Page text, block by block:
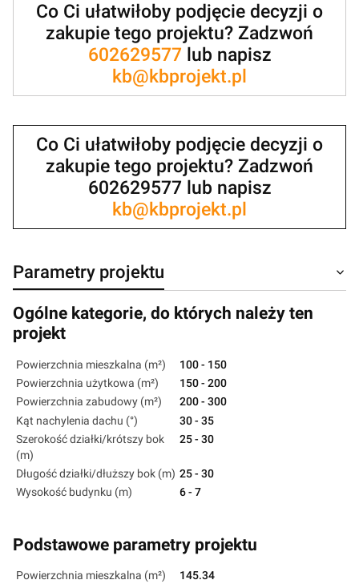
Co Ci ułatwiłoby podjęcie decyzji o
zakupie tego projektu? Zadzwoń
602629577lub napisz
kb@kbprojekt.pl
Co Ci ułatwiłoby podjęcie decyzji o
zakupie tego projektu? Zadzwoń
602629577 lub napisz
kb@kbprojekt.pl
Parametry projektu
Ogólne kategorie, do których należy ten
projekt
Powierzchnia mieszkalna (m²)
100 - 150
Powierzchnia użytkowa (m²)
150 - 200
Powierzchnia zabudowy (m²)
200 - 300
Kąt nachylenia dachu (°)
30 - 35
Szerokość działki/krótszy bok
(m)
25 - 30
Długość działki/dłuższy bok (m) 25 - 30
Wysokość budynku (m)
6 - 7
Podstawowe parametry projektu
Powierzchnia mieszkalna (m²)
145.34